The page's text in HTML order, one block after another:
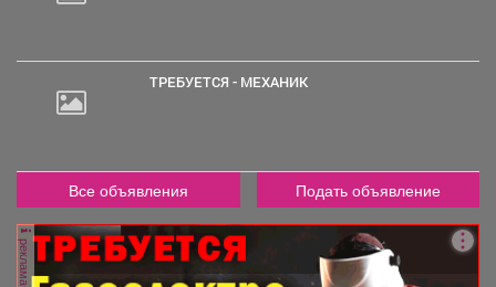
ТРЕБУЕТСЯ - МЕХАНИК
Все объявления Подать объявление
реклама